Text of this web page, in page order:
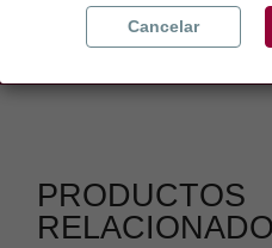
PRODUCTOS
Cancelar